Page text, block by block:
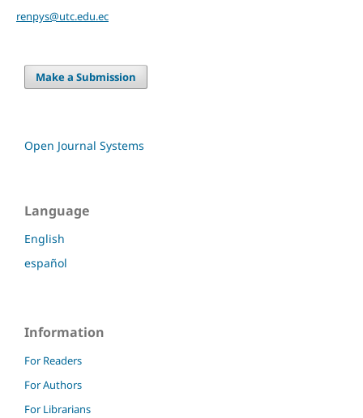
renpys@utc.edu.ec
Make a Submission
Open Journal Systems
Language
English
español
Information
For Readers
For Authors
For Librarians